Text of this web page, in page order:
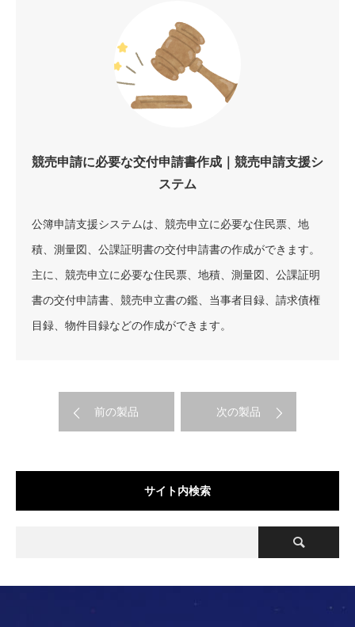
競売申請に必要な交付申請書作成｜競売申請支援シ
ステム
公簿申請支援システムは、競売申立に必要な住民票、地
積、測量図、公課証明書の交付申請書の作成ができます。
主に、競売申立に必要な住民票、地積、測量図、公課証明
書の交付申請書、競売申立書の鑑、当事者目録、請求債権
目録、物件目録などの作成ができます。
前の製品 次の製品
サイト内検索